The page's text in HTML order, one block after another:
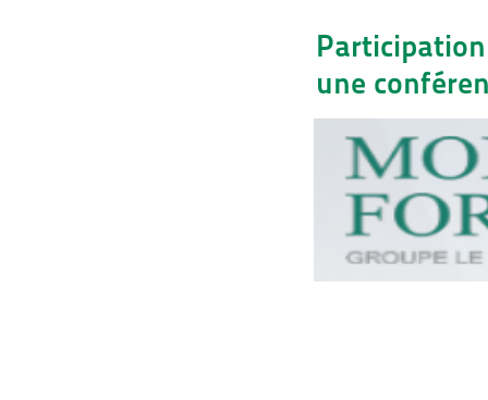
une